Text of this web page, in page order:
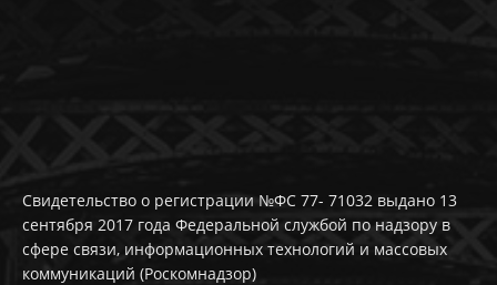
Свидетельство о регистрации №ФС 77- 71032 выдано 13
сентября 2017 года Федеральной службой по надзору в
сфере связи, информационных технологий и массовых
коммуникаций (Роскомнадзор)